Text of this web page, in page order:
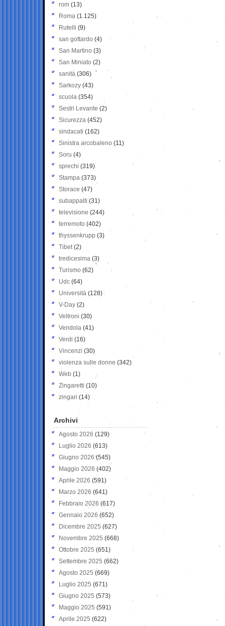
rom (13)
Roma (1.125)
Rutelli (9)
san gottardo (4)
San Martino (3)
San Miniato (2)
sanità (306)
Sarkozy (43)
scuola (354)
Sestri Levante (2)
Sicurezza (452)
sindacati (162)
Sinistra arcobaleno (11)
Soru (4)
sprechi (319)
Stampa (373)
Storace (47)
subappalti (31)
televisione(244)
terremoto (402)
thyssenkrupp (3)
Tibet(2)
tredicesima (3)
Turismo (62)
Udc (64)
Università (128)
V-Day (2)
Veltroni (30)
Vendola (41)
Verdi (16)
Vincenzi (30)
violenza sulle donne (342)
Web (1)
Zingaretti (10)
zingari (14)
Archivi
Agosto 2026 (129)
Luglio 2026 (613)
Giugno 2026 (545)
Maggio 2026 (402)
Aprile 2026 (591)
Marzo 2026 (641)
Febbraio 2026 (617)
Gennaio 2026 (652)
Dicembre 2025 (627)
Novembre 2025 (668)
Ottobre 2025 (651)
Settembre 2025 (662)
Agosto 2025 (669)
Luglio 2025 (671)
Giugno 2025 (573)
Maggio 2025 (591)
Aprile 2025 (622)